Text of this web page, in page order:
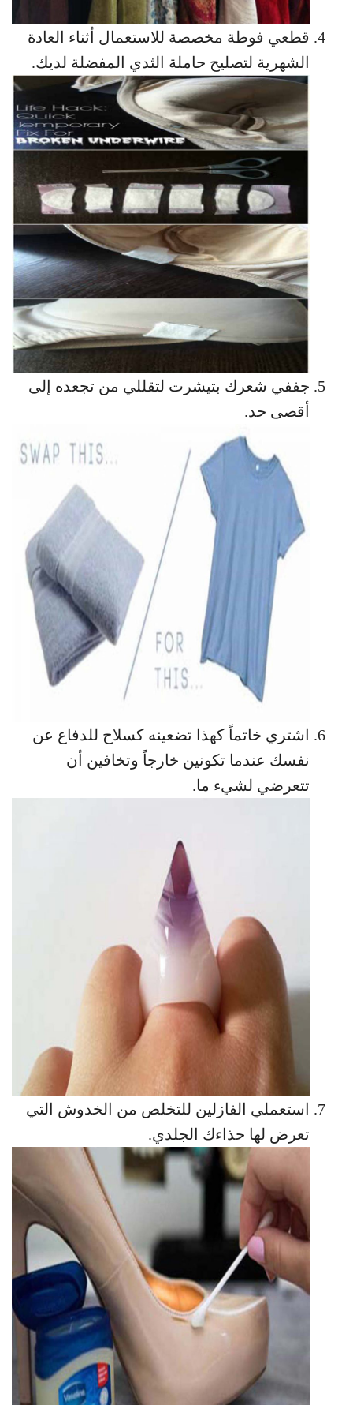
قطعي فوطة مخصصة للاستعمال أثناء العادة
الشهرية لتصليح حاملة الثدي المفضلة لديك.
جففي شعرك بتيشرت لتقللي من تجعده إلى
أقصى حد.
اشتري خاتماً كهذا تضعينه كسلاح للدفاع عن
نفسك عندما تكونين خارجاً وتخافين أن
تتعرضي لشيء ما.
استعملي الفازلين للتخلص من الخدوش التي
تعرض لها حذاءك الجلدي.